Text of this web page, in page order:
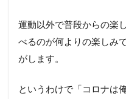
運動以外で普段からの楽
べるのが何よりの楽しみ
がします。
というわけで「コロナは